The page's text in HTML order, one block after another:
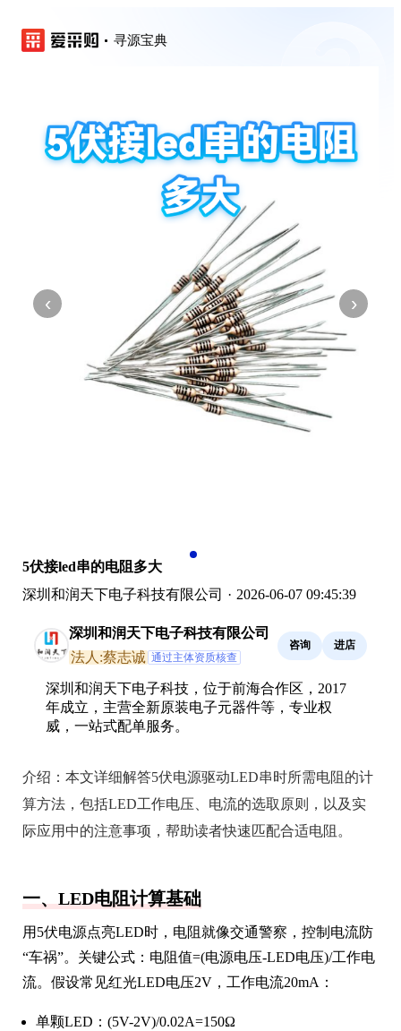
寻源宝典
‹ ›
5伏接led串的电阻多大
深圳和润天下电子科技有限公司 · 2026-06-07 09:45:39
深圳和润天下电子科技有限公司
法人:蔡志诚 通过主体资质核查
咨询 进店
深圳和润天下电子科技，位于前海合作区，2017
年成立，主营全新原装电子元器件等，专业权
威，一站式配单服务。
介绍： 本文详细解答5伏电源驱动LED串时所需电阻的计
算方法，包括LED工作电压、电流的选取原则，以及实
际应用中的注意事项，帮助读者快速匹配合适电阻。
一、LED电阻计算基础
用5伏电源点亮LED时，电阻就像交通警察，控制电流防
“车祸”。关键公式：电阻值=(电源电压-LED电压)/工作电
流。假设常见红光LED电压2V，工作电流20mA：
单颗LED：(5V-2V)/0.02A=150Ω